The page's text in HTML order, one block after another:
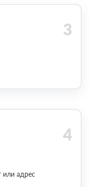
или адрес